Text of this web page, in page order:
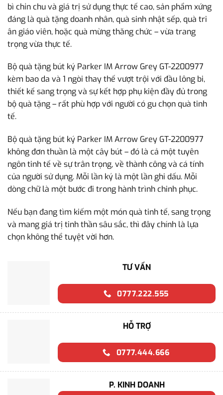
bì chỉn chu và giá trị sử dụng thực tế cao, sản phẩm xứng
đáng là quà tặng doanh nhân, quà sinh nhật sếp, quà tri
ân giáo viên, hoặc quà mừng thăng chức – vừa trang
trọng vừa thực tế.
Bộ quà tặng bút ký Parker IM Arrow Grey GT-2200977
kèm bao da và 1 ngòi thay thế vượt trội với đầu lông bi,
thiết kế sang trọng và sự kết hợp phụ kiện đầy đủ trong
bộ quà tặng – rất phù hợp với người có gu chọn quà tinh
tế.
Bộ quà tặng bút ký Parker IM Arrow Grey GT-2200977
không đơn thuần là một cây bút – đó là cả một tuyên
ngôn tinh tế về sự trân trọng, về thành công và cá tính
của người sử dụng. Mỗi lần ký là một lần ghi dấu. Mỗi
dòng chữ là một bước đi trong hành trình chinh phục.
Nếu bạn đang tìm kiếm một món quà tinh tế, sang trọng
và mang giá trị tinh thần sâu sắc, thì đây chính là lựa
chọn không thể tuyệt vời hơn.
TƯ VẤN
0777.222.555
HỖ TRỢ
0777.444.666
P. KINH DOANH